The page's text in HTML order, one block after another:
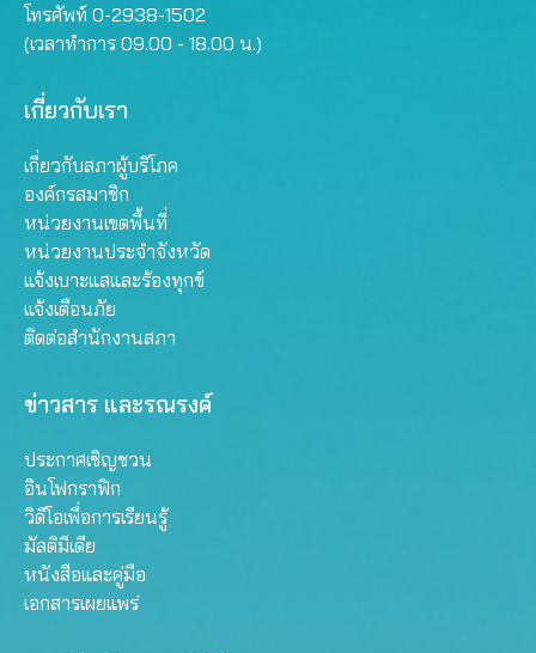
โทรศัพท์ 0-2938-1502
(เวลาทำการ 09.00 - 18.00 น.)
เกี่ยวกับเรา
เกี่ยวกับสภาผู้บริโภค
องค์กรสมาชิก
หน่วยงานเขตพื้นที่
หน่วยงานประจำจังหวัด
แจ้งเบาะแสและร้องทุกข์
แจ้งเตือนภัย
ติดต่อสำนักงานสภา
ข่าวสาร และรณรงค์
ประกาศเชิญชวน
อินโฟกราฟิก
วิดีโอเพื่อการเรียนรู้
มัลติมีเดีย
หนังสือและคู่มือ
เอกสารเผยแพร่